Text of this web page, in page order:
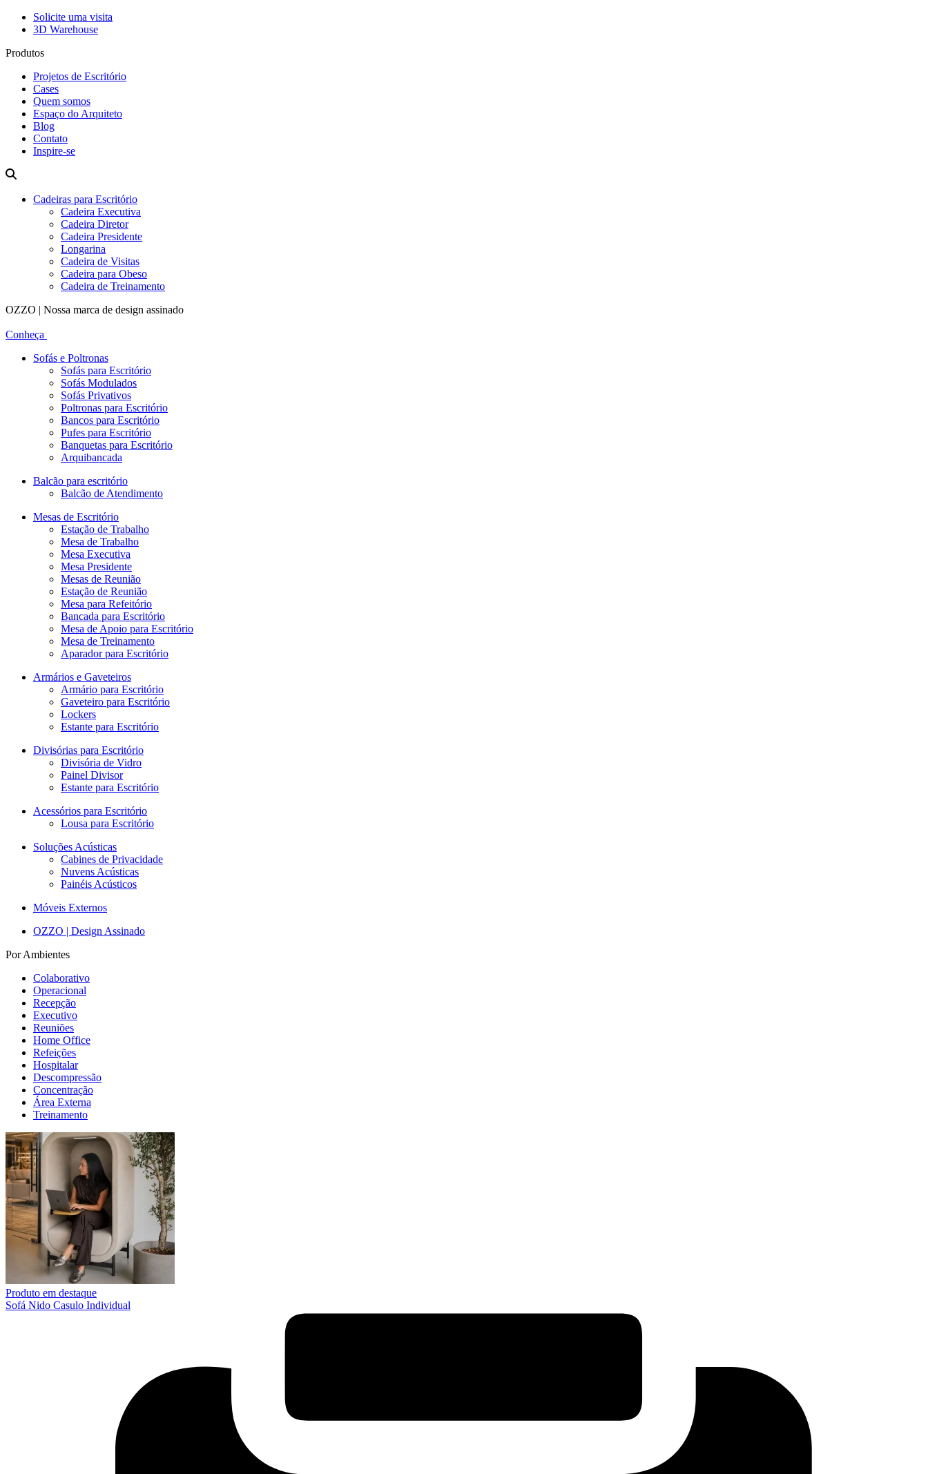
Solicite uma visita
3D Warehouse
Produtos
Projetos de Escritório
Cases
Quem somos
Espaço do Arquiteto
Blog
Contato
Inspire-se
Cadeiras para Escritório
Cadeira Executiva
Cadeira Diretor
Cadeira Presidente
Longarina
Cadeira de Visitas
Cadeira para Obeso
Cadeira de Treinamento
OZZO | Nossa marca de design assinado
Conheça
Sofás e Poltronas
Sofás para Escritório
Sofás Modulados
Sofás Privativos
Poltronas para Escritório
Bancos para Escritório
Pufes para Escritório
Banquetas para Escritório
Arquibancada
Balcão para escritório
Balcão de Atendimento
Mesas de Escritório
Estação de Trabalho
Mesa de Trabalho
Mesa Executiva
Mesa Presidente
Mesas de Reunião
Estação de Reunião
Mesa para Refeitório
Bancada para Escritório
Mesa de Apoio para Escritório
Mesa de Treinamento
Aparador para Escritório
Armários e Gaveteiros
Armário para Escritório
Gaveteiro para Escritório
Lockers
Estante para Escritório
Divisórias para Escritório
Divisória de Vidro
Painel Divisor
Estante para Escritório
Acessórios para Escritório
Lousa para Escritório
Soluções Acústicas
Cabines de Privacidade
Nuvens Acústicas
Painéis Acústicos
Móveis Externos
OZZO | Design Assinado
Por Ambientes
Colaborativo
Operacional
Recepção
Executivo
Reuniões
Home Office
Refeições
Hospitalar
Descompressão
Concentração
Área Externa
Treinamento
Produto em destaque
Sofá Nido Casulo Individual